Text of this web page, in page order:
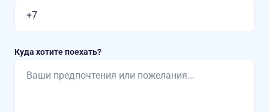
Куда хотите поехать?